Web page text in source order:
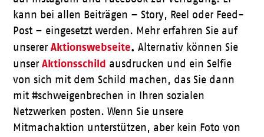
kann bei allen Beiträgen – Story, Reel oder Feed-
Post – eingesetzt werden. Mehr erfahren Sie auf
unsererAktionswebseite. Alternativ können Sie
unserAktionsschild aus­drucken und ein Selfie
von sich mit dem Schild machen, das Sie dann
mit #schweigenbrechen in Ihren sozialen
Netzwerken posten. Wenn Sie unsere
Mitmachaktion unterstützen, aber kein Foto von